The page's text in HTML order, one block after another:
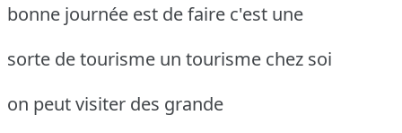
bonne journée est de faire c'est une
sorte de tourisme un tourisme chez soi
on peut visiter des grande